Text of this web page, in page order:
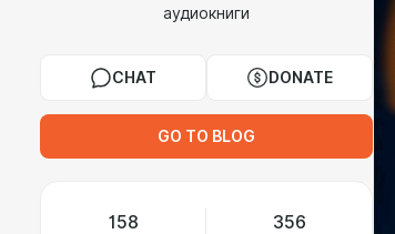
аудиокниги
CHAT DONATE
GO TO BLOG
158 356